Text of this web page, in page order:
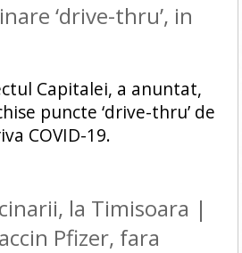
‘drive-thru’, in
Capitalei, a anuntat,
puncte ‘drive-thru’ de
COVID-19.
la Timisoara |
Pfizer, fara